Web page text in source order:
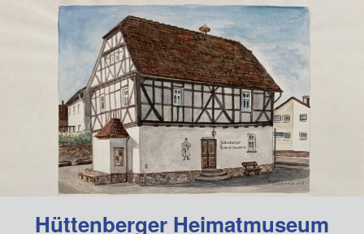
Hüttenberger Heimatmuseum